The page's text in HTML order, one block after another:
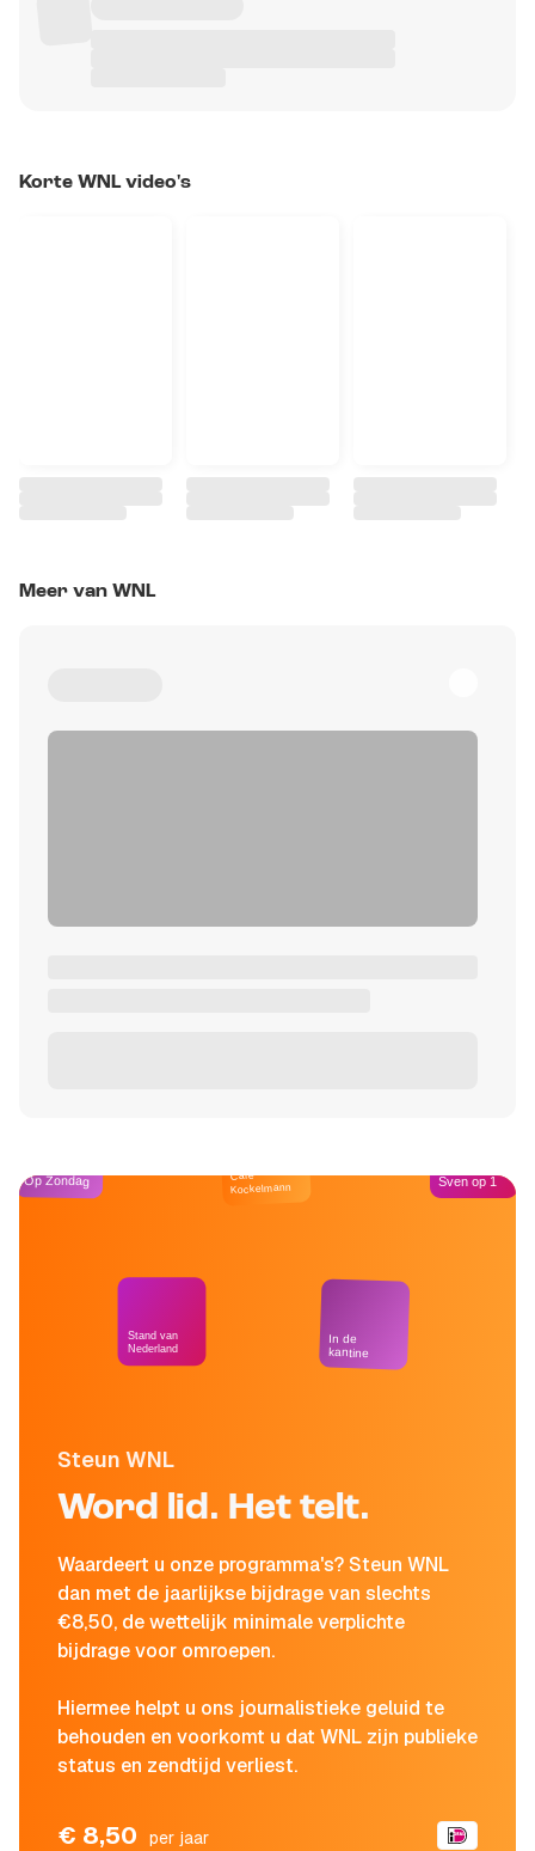
Korte WNL video's
Meer van WNL
Steun WNL
Word lid. Het telt.
Waardeert u onze programma's? Steun WNL
dan met de jaarlijkse bijdrage van slechts
€8,50, de wettelijk minimale verplichte
bijdrage voor omroepen.
Hiermee helpt u ons journalistieke geluid te
behouden en voorkomt u dat WNL zijn publieke
status en zendtijd verliest.
€ 8,50 per jaar
Op Zondag
Stand van
Nederland
Café
Kockelmann
In de
kantine
Sven op 1